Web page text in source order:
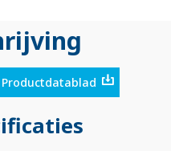
Productdatablad